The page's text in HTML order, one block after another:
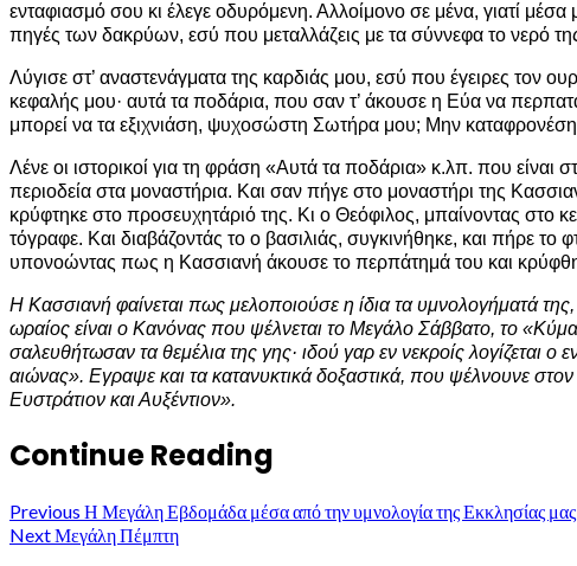
ενταφιασμό σου κι έλεγε οδυρόμενη. Αλλοίμονο σε μένα, γιατί
πηγές των δακρύων, εσύ που μεταλλάζεις με τα σύννεφα το νερό
Λύγισε στ’ αναστενάγματα της καρδιάς μου, εσύ που έγειρες τον
κεφαλής μου· αυτά τα ποδάρια, που σαν τ’ άκουσε η Εύα να
μπορεί να τα εξιχνιάση, ψυχοσώστη Σωτήρα μου; Μην
Λένε οι ιστορικοί για τη φράση «Αυτά τα ποδάρια» κ.λπ. που
περιοδεία στα μοναστήρια. Και σαν πήγε στο μοναστήρι της
κρύφτηκε στο προσευχητάριό της. Κι ο Θεόφιλος, μπαίνοντας στο
τόγραφε. Και διαβάζοντάς το ο βασιλιάς, συγκινήθηκε, και πήρε
υπονοώντας πως η Κασσιανή άκουσε το περπάτημά του και
Η Κασσιανή φαίνεται πως μελοποιούσε η ίδια τα υμνολογήματά
ωραίος είναι ο Κανόνας που ψέλνεται το Μεγάλο Σάββατο, το
σαλευθήτωσαν τα θεμέλια της γης· ιδού γαρ εν νεκροίς λογίζεται ο
αιώνας». Εγραψε και τα κατανυκτικά δοξαστικά, που ψέλνουνε
Ευστράτιον και Αυξέντιον».
Continue Reading
Previous Η Μεγάλη Εβδομάδα μέσα από την υμνολογία της Εκκλησίας μας
NextΜεγάλη Πέμπτη